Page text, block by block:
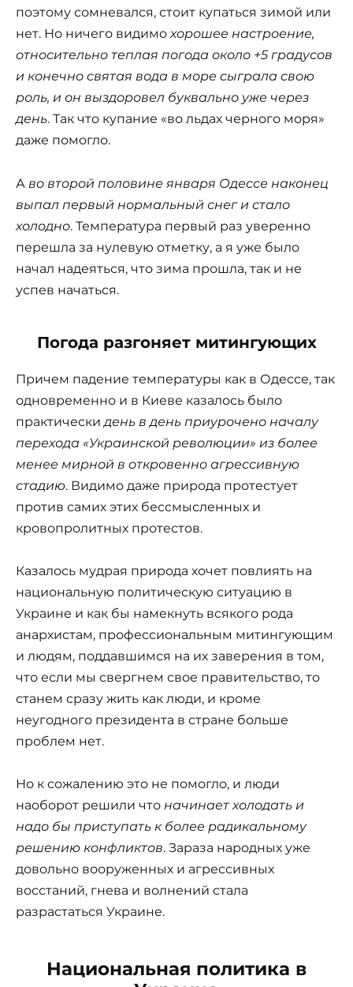
поэтому сомневался, стоит купаться зимой или
нет. Но ничего видимохорошее настроение,
относительно теплая погода около +5 градусов
и конечно святая вода в море сыграла свою
роль, и он выздоровел буквально уже через
день. Так что купание «во льдах черного моря»
даже помогло.
А во второй половине января Одессе наконец
выпал первый нормальный снег и стало
холодно. Температура первый раз уверенно
перешла за нулевую отметку, а я уже было
начал надеяться, что зима прошла, так и не
успев начаться.
Погода разгоняет митингующих
Причем падение температуры как в Одессе, так
одновременно и в Киеве казалось было
практически день в день приурочено началу
перехода «Украинской революции» из более
менее мирной в откровенно агрессивную
стадию. Видимо даже природа протестует
против самих этих бессмысленных и
кровопролитных протестов.
Казалось мудрая природа хочет повлиять на
национальную политическую ситуацию в
Украине и как бы намекнуть всякого рода
анархистам, профессиональным митингующим
и людям, поддавшимся на их заверения в том,
что если мы свергнем свое правительство, то
станем сразу жить как люди, и кроме
неугодного президента в стране больше
проблем нет.
Но к сожалению это не помогло, и люди
наоборот решили что начинает холодать и
надо бы приступать к более радикальному
решению конфликтов. Зараза народных уже
довольно вооруженных и агрессивных
восстаний, гнева и волнений стала
разрастаться Украине.
Национальная политика в